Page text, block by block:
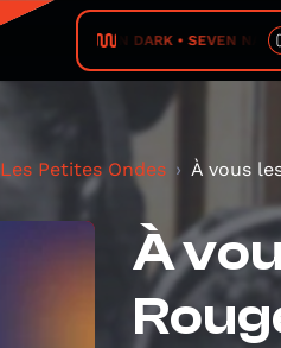
J4AN DARK • SEVEN NATION
Les Petites Ondes À vous
À